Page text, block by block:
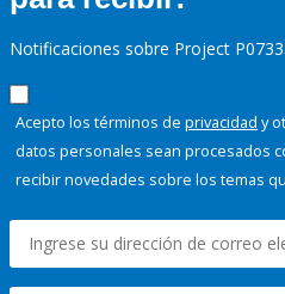
Notificaciones sobre Project
Acepto los términos de privacidad y
datos personales sean procesados
recibir novedades sobre los temas